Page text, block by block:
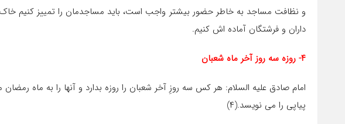
و نظافت مساجد به خاطر حضور بیشتر واجب است، باید مساجدمان را تمییز کنیم خاک
داران و فرشتگان آماده اش کنیم.
۴- روزه سه روز آخر ماه شعبان
امام صادق علیه ‏السلام: هر کس سه روزِ آخر شعبان را روزه بدارد و آنها را به ماه
پیاپى را مى ‏نویسد.(۴)